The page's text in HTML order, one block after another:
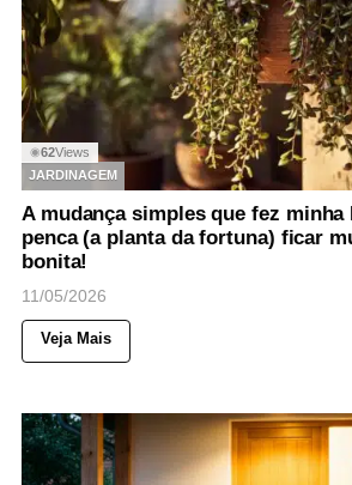
◉62Views
JARDINAGEM
A mudança simples que fez minha
penca (a planta da fortuna) ficar
bonita!
11/05/2026
Veja Mais